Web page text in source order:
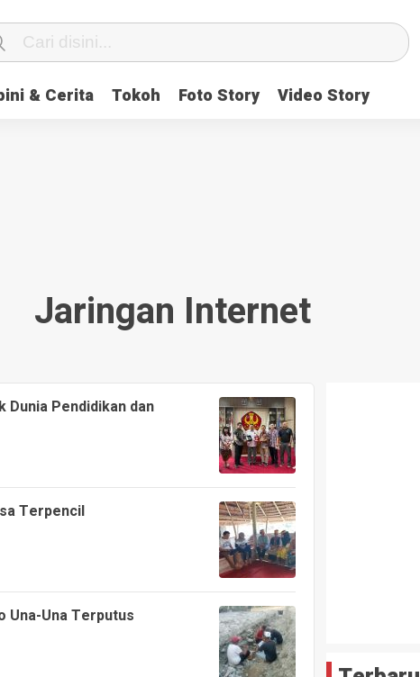
& Cerita Tokoh Foto Story Video Story
Jaringan Internet
Pendidikan dan
Terpencil
Una-Una Terputus